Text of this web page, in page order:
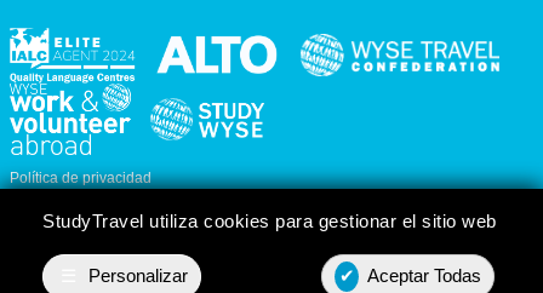
StudyTravel utiliza cookies para gestionar el sitio web
Personalizar ✔ Aceptar Todas
Política de privacidad